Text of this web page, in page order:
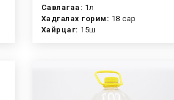
Савлагаа: 1л
Хадгалах горим: 18 сар
Хайрцаг: 15ш